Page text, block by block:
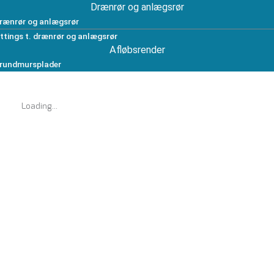
Drænrør og anlægsrør
og anlægsrør
t. drænrør og anlægsrør
Afløbsrender
Loading...